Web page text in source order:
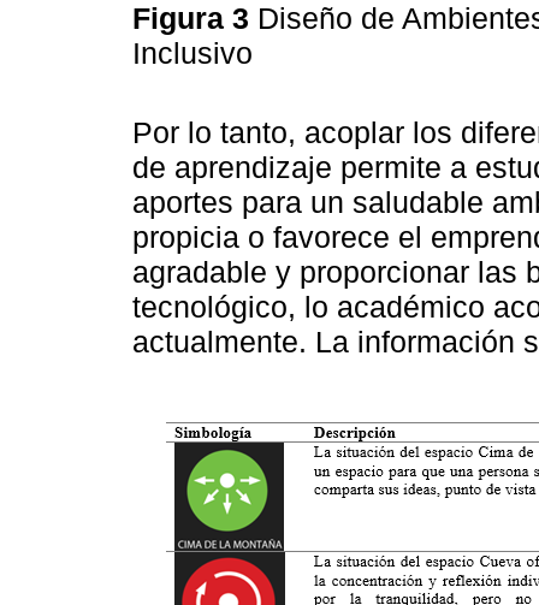
Figura 3 Diseño de
Inclusivo
Por lo tanto, acoplar los
de aprendizaje permite a
aportes para un saludable
propicia o favorece el
agradable y proporcionar las
tecnológico, lo académico
actualmente. La información